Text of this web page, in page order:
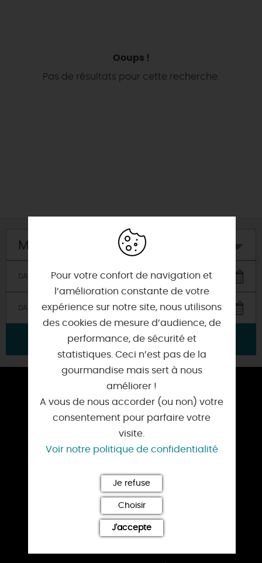
Ooups !
Pas de résultats pour cette recherche.
Mon hôtel
VALIDER
ESPACE PRESSE
TOURISME D’AFFAIRES
NOS SITES
La route de la Rose
Pour votre confort de navigation et
l’amélioration constante de votre
expérience sur notre site, nous utilisons
des cookies de mesure d’audience, de
performance, de sécurité et
statistiques. Ceci n’est pas de la
gourmandise mais sert à nous
améliorer !
A vous de nous accorder (ou non) votre
consentement pour parfaire votre
visite.
Voir notre politique de confidentialité
Je refuse
Choisir
J'accepte